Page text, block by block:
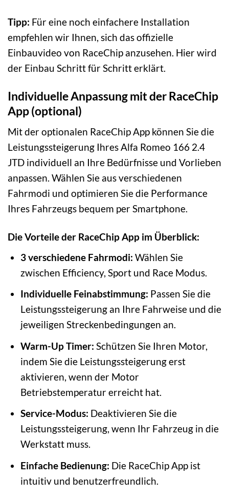
Tipp: Für eine noch einfachere Installation
empfehlen wir Ihnen, sich das offizielle
Einbauvideo von RaceChip anzusehen. Hier wird
der Einbau Schritt für Schritt erklärt.
Individuelle Anpassung mit der RaceChip
App (optional)
Mit der optionalen RaceChip App können Sie die
Leistungssteigerung Ihres Alfa Romeo 166 2.4
JTD individuell an Ihre Bedürfnisse und Vorlieben
anpassen. Wählen Sie aus verschiedenen
Fahrmodi und optimieren Sie die Performance
Ihres Fahrzeugs bequem per Smartphone.
Die Vorteile der RaceChip App im Überblick:
3 verschiedene Fahrmodi: Wählen Sie
zwischen Efficiency, Sport und Race Modus.
Individuelle Feinabstimmung: Passen Sie die
Leistungssteigerung an Ihre Fahrweise und die
jeweiligen Streckenbedingungen an.
Warm-Up Timer: Schützen Sie Ihren Motor,
indem Sie die Leistungssteigerung erst
aktivieren, wenn der Motor
Betriebstemperatur erreicht hat.
Service-Modus: Deaktivieren Sie die
Leistungssteigerung, wenn Ihr Fahrzeug in die
Werkstatt muss.
Einfache Bedienung: Die RaceChip App ist
intuitiv und benutzerfreundlich.